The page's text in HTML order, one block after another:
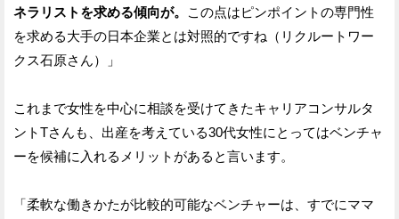
ネラリストを求める傾向が。
この点はピンポイントの専門性
を求める大手の日本企業とは対照的ですね（リクルートワー
クス石原さん）」
これまで女性を中心に相談を受けてきたキャリアコンサルタ
ントTさんも、出産を考えている30代女性にとってはベンチャ
ーを候補に入れるメリットがあると言います。
「柔軟な働きかたが比較的可能なベンチャーは、すでにママ